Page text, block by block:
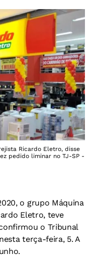
Ricardo Eletro, disse
pedido liminar no TJ-SP -
o grupo Máquina
Eletro, teve
o Tribunal
terça-feira, 5. A